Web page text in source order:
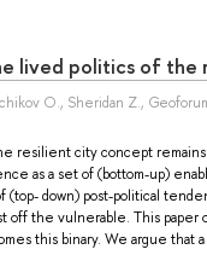
lived politics of the
O., Sheridan Z.,
resilient city concept
as a set of (bottom-up)
(top- down) post-political
off the vulnerable. This paper
this binary. We argue that a